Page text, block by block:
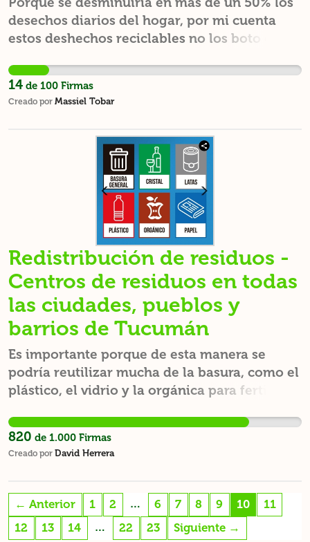
desechos diarios del hogar, por mi cuenta
estos deshechos reciclables no los boto en la
acumulando mucho en mi pequeño
departamento.
14 de 100 Firmas
Creado por Massiel Tobar
Redistribución de residuos -
Centros de residuos en todas
las ciudades, pueblos y
barrios de Tucumán
Es importante porque de esta manera se
podría reutilizar mucha de la basura, como el
plástico, el vidrio y la orgánica para fertilizar
crear cooperativas, más mano de obra.
820 de 1.000 Firmas
Creado por David Herrera
← Anterior 1 2 … 6 7 8 9 10
11
12
13 14 … 22 23 Siguiente →